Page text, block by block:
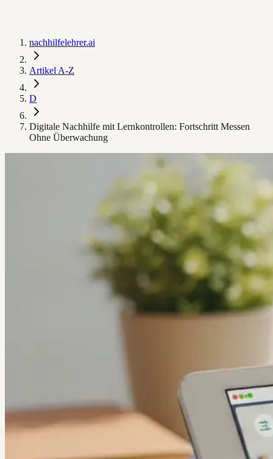
nachhilfelehrer.ai
Artikel A-Z
D
Digitale Nachhilfe mit Lernkontrollen: Fortschritt Messen
Ohne Überwachung